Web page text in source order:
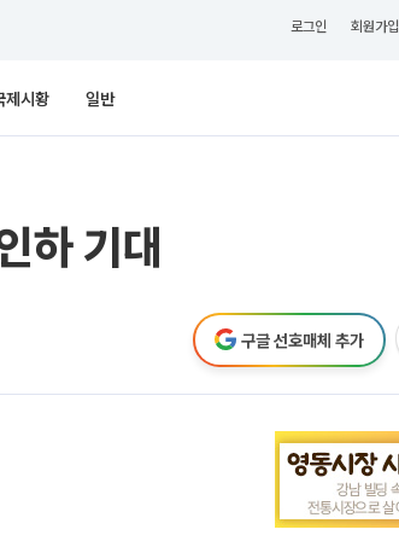
로그인 회원가입
제시황 일반
하 기대
구글 선호매체 추가